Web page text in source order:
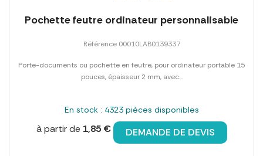
Pochette feutre ordinateur personnalisable
Référence 00010LAB0139337
Porte-documents ou pochette en feutre, pour ordinateur portable 15
pouces, épaisseur 2 mm, avec...
En stock : 4323 pièces disponibles
à partir de 1,85 € DEMANDE DE DEVIS